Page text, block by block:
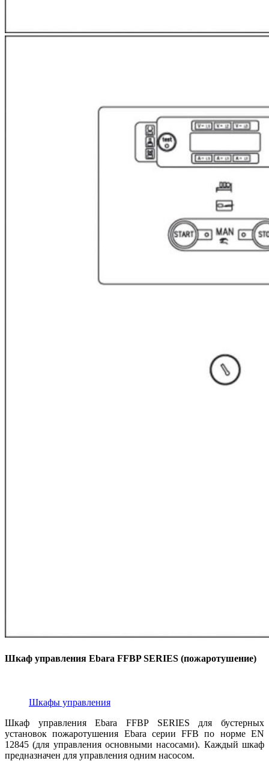
Шкаф управления Ebara FFBP SERIES (пожаротушение)
Шкафы управления
Шкаф управления Ebara FFBP SERIES для бустерных
установок пожаротушения Ebara серии FFB по норме EN
12845 (для управления основными насосами). Каждый шкаф
предназначен для управления одним насосом.